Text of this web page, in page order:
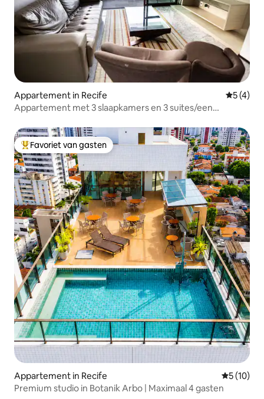
Appartement in Recife
5 (4)
Appartement met 3 slaapkamers en 3 suites/een
Topfavoriet van gasten
Favoriet van gasten
Appartement in Recife
5 (10)
Premium studio in Botanik Arbo | Maximaal 4 gasten